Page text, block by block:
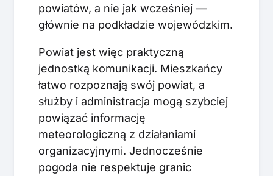
powiatów, a nie jak wcześniej —
głównie na podkładzie wojewódzkim.
Powiat jest więc praktyczną
jednostką komunikacji. Mieszkańcy
łatwo rozpoznają swój powiat, a
służby i administracja mogą szybciej
powiązać informację
meteorologiczną z działaniami
organizacyjnymi. Jednocześnie
pogoda nie respektuje granic